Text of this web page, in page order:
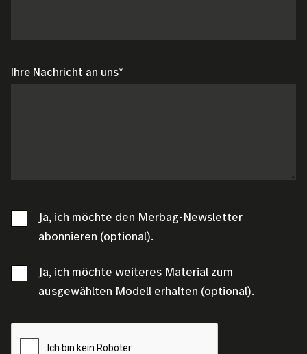
Ihre Nachricht an uns
Ja, ich möchte den Merbag-Newsletter
abonnieren (optional).
Ja, ich möchte weiteres Material zum
ausgewählten Modell erhalten (optional).